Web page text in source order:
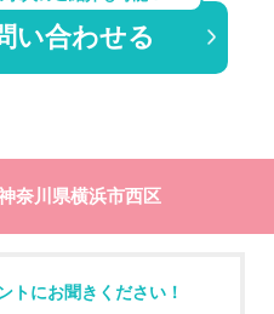
い合わせる
奈川県横浜市西区
トにお聞きください！